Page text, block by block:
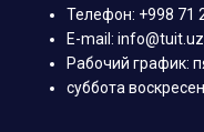
Телефон: +998 71
E-mail: info@tuit.uz
Рабочий график:
суббота